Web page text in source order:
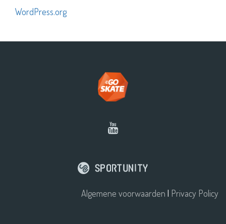
WordPress.org
Algemene voorwaarden | Privacy Policy